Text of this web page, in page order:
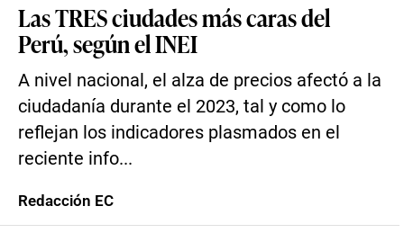
Las TRES ciudades más caras del
Perú, según el INEI
A nivel nacional, el alza de precios afectó a la
ciudadanía durante el 2023, tal y como lo
reflejan los indicadores plasmados en el
reciente info...
Redacción EC